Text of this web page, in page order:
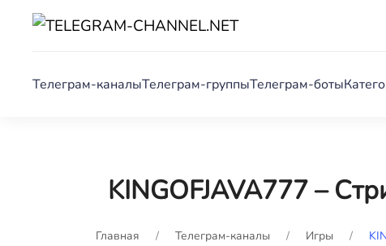
Телеграм-каналыТелеграм-группыТелеграм-боты
KINGOFJAVA777 –
Главная Телеграм-каналы Игры